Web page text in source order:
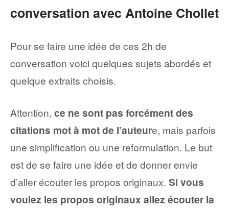
conversation avec Antoine Chollet
Pour se faire une idée de ces 2h de
conversation voici quelques sujets abordés et
quelque extraits choisis.
Attention, ce ne sont pas forcément des
citations mot à mot de l’auteure, mais parfois
une simplification ou une reformulation. Le but
est de se faire une idée et de donner envie
d’aller écouter les propos originaux. Si vous
voulez les propos originaux allez écouter la